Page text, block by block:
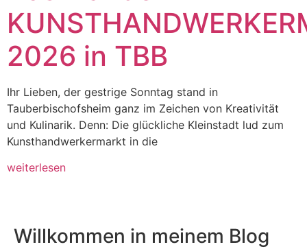
2026 in TBB
Ihr Lieben, der gestrige Sonntag stand in
Tauberbischofsheim ganz im Zeichen von Kreativität
und Kulinarik. Denn: Die glückliche Kleinstadt lud zum
Kunsthandwerkermarkt in die
weiterlesen
Willkommen in meinem Blog